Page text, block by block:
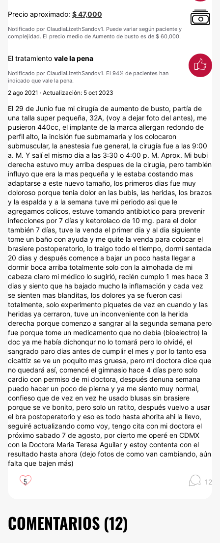
Precio aproximado: $ 47,000
Notificado por ClaudiaLizethSandov1. Puede variar según paciente y
complejidad. El precio medio de Aumento de busto es de $ 60,000.
El tratamiento vale la pena
Notificado por ClaudiaLizethSandov1. El 94% de pacientes han
indicado que vale la pena.
2 ago 2021 · Actualización: 5 oct 2023
El 29 de Junio fue mi cirugía de aumento de busto, partía de
una talla super pequeña, 32A, (voy a dejar foto del antes), me
pusieron 440cc, el implante de la marca allergan redondo de
perfil alto, la incisión fue submamaria y los colocaron
submuscular, la anestesia fue general, la cirugía fue a las 9:00
a. M. Y salí el mismo dia a las 3:30 o 4:00 p. M. Aprox. Mi bubi
derecha estuvo muy arriba despues de la cirugía, pero también
influyo que era la mas pequeña y le estaba costando mas
adaptarse a este nuevo tamaño, los primeros dias fue muy
doloroso porque tenia dolor en las bubis, las heridas, los brazos
y la espalda y a la semana tuve mi periodo asi que le
agregamos colicos, estuve tomando antibiotico para prevenir
infecciones por 7 días y ketorolaco de 10 mg. para el dolor
también 7 días, tuve la venda el primer dia y al dia siguiente
tome un baño con ayuda y me quite la venda para colocar el
brasiere postoperatorio, lo traigo todo el tiempo, dormí sentada
20 dias y después comence a bajar un poco hasta llegar a
dormir boca arriba totalmente solo con la almohada de mi
cabeza claro mi médico lo sugirió, recién cumplo 1 mes hace 3
dias y siento que ha bajado mucho la inflamación y cada vez
se sienten mas blanditas, los dolores ya se fueron casi
totalmente, solo experimento piquetes de vez en cuando y las
heridas ya cerraron, tuve un inconveniente con la herida
derecha porque comenzo a sangrar al la segunda semana pero
fue porque tome un medicamento que no debía (bioelectro) la
doc ya me había dichonqur no lo tomará pero lo olvidé, el
sangrado paro dias antes de cumplir el mes y por lo tanto esa
cicattiz se ve un poquito mas gruesa, pero mi doctora dice que
no quedará así, comencé el gimnasio hace 4 días pero solo
cardio con permiso de mi doctora, después denuna semana
puedo hacer un poco de pierna y ya me siento muy normal,
confieso que de vez en vez he usado blusas sin brasiere
porque se ve bonito, pero solo un ratito, después vuelvo a usar
el bra postoperatorio y eso es todo hasta ahorita ahi la llevo,
seguiré actualizando como voy, tengo cita con mi doctora el
próximo sabado 7 de agosto, por cierto me operé en CDMX
con la Doctora Maria Teresa Aguilar y estoy contenta con el
resultado hasta ahora (dejo fotos de como van cambiando, aún
falta que bajen más)
5 12
COMENTARIOS (12)